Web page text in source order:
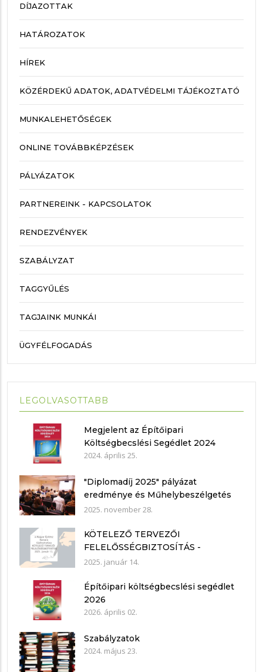
DÍJAZOTTAK
HATÁROZATOK
HÍREK
KÖZÉRDEKŰ ADATOK, ADATVÉDELMI TÁJÉKOZTATÓ
MUNKALEHETŐSÉGEK
ONLINE TOVÁBBKÉPZÉSEK
PÁLYÁZATOK
PARTNEREINK - KAPCSOLATOK
RENDEZVÉNYEK
SZABÁLYZAT
TAGGYŰLÉS
TAGJAINK MUNKÁI
ÜGYFÉLFOGADÁS
LEGOLVASOTTABB
Megjelent az Építőipari
Költségbecslési Segédlet 2024
2024. április 25.
"Diplomadíj 2025" pályázat
eredménye és Műhelybeszélgetés
2025.11.21.
2025. november 28.
KÖTELEZŐ TERVEZŐI
FELELŐSSÉGBIZTOSÍTÁS -
nyilatkozat mintákkal
2025. január 14.
Építőipari költségbecslési segédlet
2026
2026. április 02.
Szabályzatok
2024. május 23.